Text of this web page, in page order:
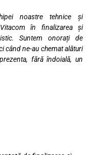
noastre tehnice și
în finalizarea și
Suntem onorați de
când ne-au chemat alături
fără îndoială, un